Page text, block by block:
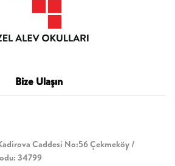
Bize Ulaşın
Caddesi No:56 Çekmeköy /
34799